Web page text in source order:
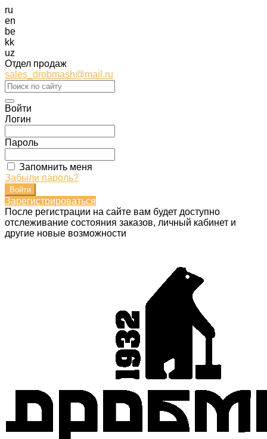
ru
en
be
kk
uz
Отдел продаж
sales_drobmash@mail.ru
Войти
Логин
Пароль
Запомнить меня
Забыли пароль?
Зарегистрироваться
После регистрации на сайте вам будет доступно
отслеживание состояния заказов, личный кабинет и
другие новые возможности